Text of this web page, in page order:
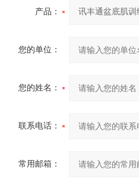
产品：
您的单位：
您的姓名：
联系电话：
常用邮箱：